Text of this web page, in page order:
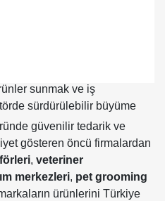
ürünleri hızlı ve güvenilir
sunmak ve iş
sürdürülebilir büyüme
güvenilir tedarik ve
gösteren öncü firmalardan
, veteriner
merkezleri, pet grooming
ürünlerini Türkiye